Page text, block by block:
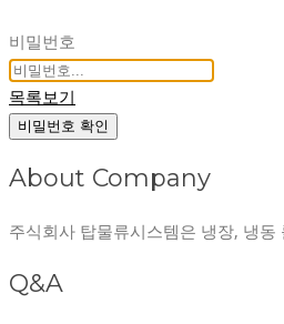
비밀번호
목록보기
비밀번호 확인
About Company
주식회사 탑물류시스템은 냉장, 냉
Q&A